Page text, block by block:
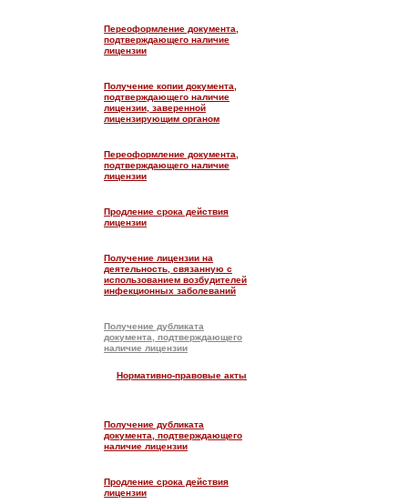
Переоформление документа,
подтверждающего наличие
лицензии
Получение копии документа,
подтверждающего наличие
лицензии, заверенной
лицензирующим органом
Переоформление документа,
подтверждающего наличие
лицензии
Продление срока действия
лицензии
Получение лицензии на
деятельность, связанную с
использованием возбудителей
инфекционных заболеваний
Получение дубликата
документа, подтверждающего
наличие лицензии
Нормативно-правовые акты
Получение дубликата
документа, подтверждающего
наличие лицензии
Продление срока действия
лицензии